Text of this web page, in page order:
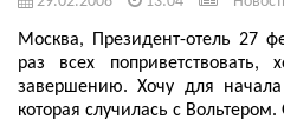
Москва, Президент-отель 27
раз всех
завершению. Хочу для
которая случилась с